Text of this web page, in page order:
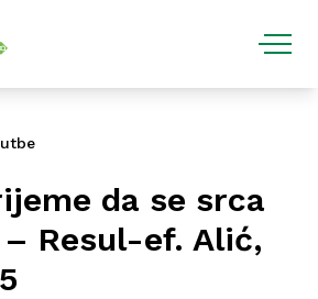
da se srca
Resul-ef. Alić,